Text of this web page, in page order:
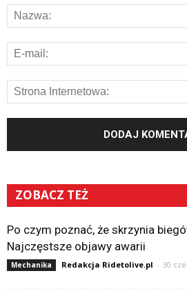
ZOBACZ TEŻ
Po czym poznać, że skrzynia
Najczęstsze objawy awarii
Mechanika Redakcja Ridetolive.pl - 30